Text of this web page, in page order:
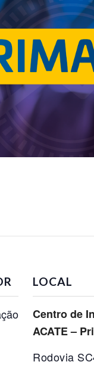
LOCAL
Centro de
ACATE –
Rodovia